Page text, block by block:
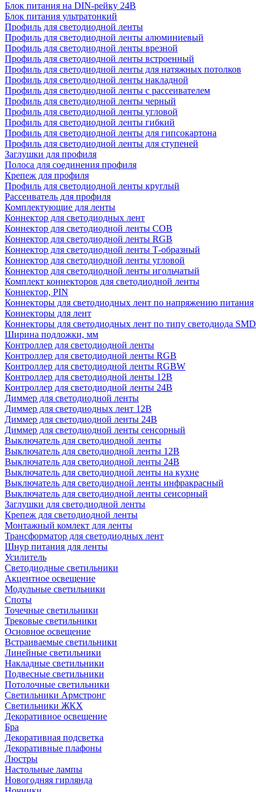
Блок питания на DIN-рейку 24В
Блок питания ультратонкий
Профиль для светодиодной ленты
Профиль для светодиодной ленты алюминиевый
Профиль для светодиодной ленты врезной
Профиль для светодиодной ленты встроенный
Профиль для светодиодной ленты для натяжных потолков
Профиль для светодиодной ленты накладной
Профиль для светодиодной ленты с рассеивателем
Профиль для светодиодной ленты черный
Профиль для светодиодной ленты угловой
Профиль для светодиодной ленты гибкий
Профиль для светодиодной ленты для гипсокартона
Профиль для светодиодной ленты для ступеней
Заглушки для профиля
Полоса для соединения профиля
Крепеж для профиля
Профиль для светодиодной ленты круглый
Рассеиватель для профиля
Комплектующие для ленты
Коннектор для светодиодных лент
Коннектор для светодиодной ленты COB
Коннектор для светодиодной ленты RGB
Коннектор для светодиодной ленты Т-образный
Коннектор для светодиодной ленты угловой
Коннектор для светодиодной ленты игольчатый
Комплект коннекторов для светодиодной ленты
Коннектор, PIN
Коннекторы для светодиодных лент по напряжению питания
Коннекторы для лент
Коннекторы для светодиодных лент по типу светодиода SMD
Ширина подложки, мм
Контроллер для светодиодной ленты
Контроллер для светодиодной ленты RGB
Контроллер для светодиодной ленты RGBW
Контроллер для светодиодной ленты 12В
Контроллер для светодиодной ленты 24В
Диммер для светодиодной ленты
Диммер для светодиодных лент 12В
Диммер для светодиодной ленты 24В
Диммер для светодиодной ленты сенсорный
Выключатель для светодиодной ленты
Выключатель для светодиодной ленты 12В
Выключатель для светодиодной ленты 24В
Выключатель для светодиодной ленты на кухне
Выключатель для светодиодной ленты инфракрасный
Выключатель для светодиодной ленты сенсорный
Заглушки для светодиодной ленты
Крепеж для светодиодной ленты
Монтажный комлект для ленты
Трансформатор для светодиодных лент
Шнур питания для ленты
Усилитель
Светодиодные светильники
Акцентное освещение
Модульные светильники
Споты
Точечные светильники
Трековые светильники
Основное освещение
Встраиваемые светильники
Линейные светильники
Накладные светильники
Подвесные светильники
Потолочные светильники
Светильники Армстронг
Светильники ЖКХ
Декоративное освещение
Бра
Декоративная подсветка
Декоративные плафоны
Люстры
Настольные лампы
Новогодняя гирлянда